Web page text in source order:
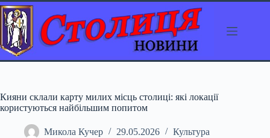
Перейти
до
вмісту
Кияни склали карту милих місць столиці: які локації
користуються найбільшим попитом
Микола Кучер 29.05.2026 Культура